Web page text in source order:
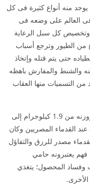
يوجد منه أنواع كثيرة فى كل
العالم على وضعه فى
وتخصيص كل سبل الرعاية
من الطيور وترجع أسباب
حتى يتم قتله وإتخاذ
والشنط والمفارش باهظه
من التسميات منها العقاب
يبلغ طوله مابين 52 سنتيمتر إلى 56 ستيمتر، ووزنه من 1.9 كيلوجرام إلى
عند القدماء المصريين وكان
مصدر للرزق والتفاؤل
فهم يعتبرونه حامي
وفساد المحصول؛ يتغذي